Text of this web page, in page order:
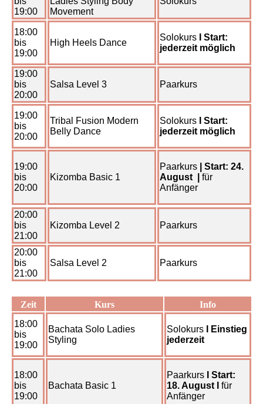
19:00
Movement
18:00
bis
19:00
High Heels Dance
Solokurs I Start:
jederzeit möglich
19:00
bis
20:00
Salsa Level 3 Paarkurs
19:00
bis
20:00
Tribal Fusion Modern
Belly Dance
Solokurs
I Start:
jederzeit möglich
19:00
bis
20:00
Kizomba Basic 1
Paarkurs | Start: 24.
August | für
Anfänger
20:00
bis
21:00
Kizomba Level 2 Paarkurs
20:00
bis
21:00
Salsa Level 2 Paarkurs
Zeit Kurs
Info
18:00
bis
19:00
Bachata Solo Ladies
Styling
Solokurs
I Einstieg
jederzeit
18:00
bis
19:00
Bachata Basic 1
Paarkurs
Start:
18. August I für
Anfänger